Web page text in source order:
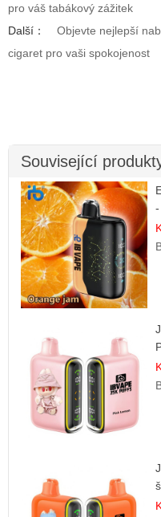
pro váš tabákový zážitek
Další：
Objevte nejlepší
cigaret pro vaši spokojenost
Související